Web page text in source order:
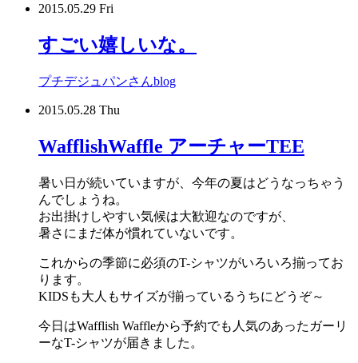
2015.05.29 Fri
すごい嬉しいな。
プチデジュパンさんblog
2015.05.28 Thu
WafflishWaffle アーチャーTEE
暑い日が続いていますが、今年の夏はどうなっちゃう
んでしょうね。
お出掛けしやすい気候は大歓迎なのですが、
暑さにまだ体が慣れていないです。
これからの季節に必須のT-シャツがいろいろ揃ってお
ります。
KIDSも大人もサイズが揃っているうちにどうぞ～
今日はWafflish Waffleから予約でも人気のあったガーリ
ーなT-シャツが届きました。